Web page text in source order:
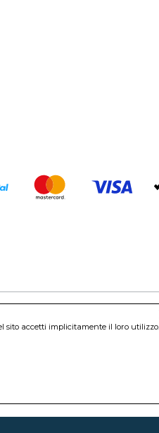
RM-535144
sito accetti implicitamente il loro utilizzo.